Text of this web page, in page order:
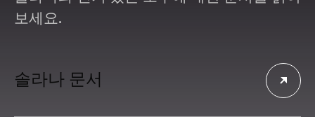
보세요.
솔라나 문서